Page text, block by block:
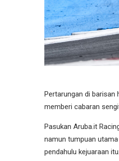
Pertarungan di barisan
memberi cabaran
Pasukan Aruba.it
namun tumpuan
pendahulu kejuaraan itu.